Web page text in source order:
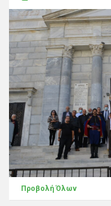
Προβολή Όλων